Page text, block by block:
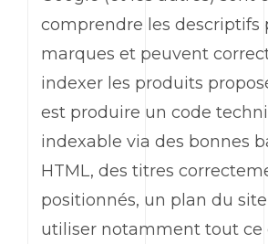
comprendre les descriptifs
marques et peuvent
indexer les produits
est produire un code
indexable via des bonnes
HTML, des titres
positionnés, un plan du
utiliser notamment tout ce